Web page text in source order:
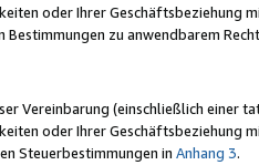
oder Ihrer Geschäftsbeziehung
zu anwendbarem
Vereinbarung (einschließlich einer
oder Ihrer Geschäftsbeziehung
Steuerbestimmungen in Anhang 3.